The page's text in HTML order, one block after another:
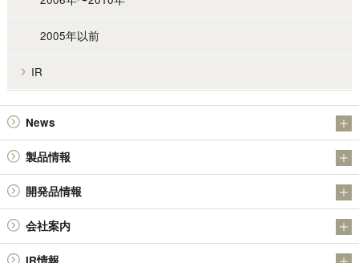
2005年以前
IR
News
お知らせ
IR
製品情報
アンチモン製品
金属粉末製品（日本アトマイズ加工株式会社）
その他の製品
技術情報
開発品情報
日本精鉱（株）の金属硫化物SULMICSシリーズの開発について
日本精鉱（株）の四酸化アンチモン
会社案内
会社概要
IR情報